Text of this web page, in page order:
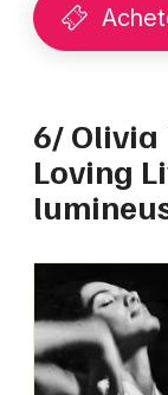
6/ Olivia
Loving